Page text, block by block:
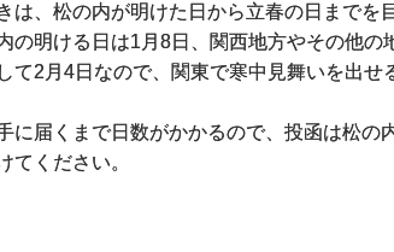
は、松の内が明けた日から立春の日までを
の明ける日は1月8日、関西地方やその他の
て2月4日なので、関東で寒中見舞いを出せ
に届くまで日数がかかるので、投函は松
てください。